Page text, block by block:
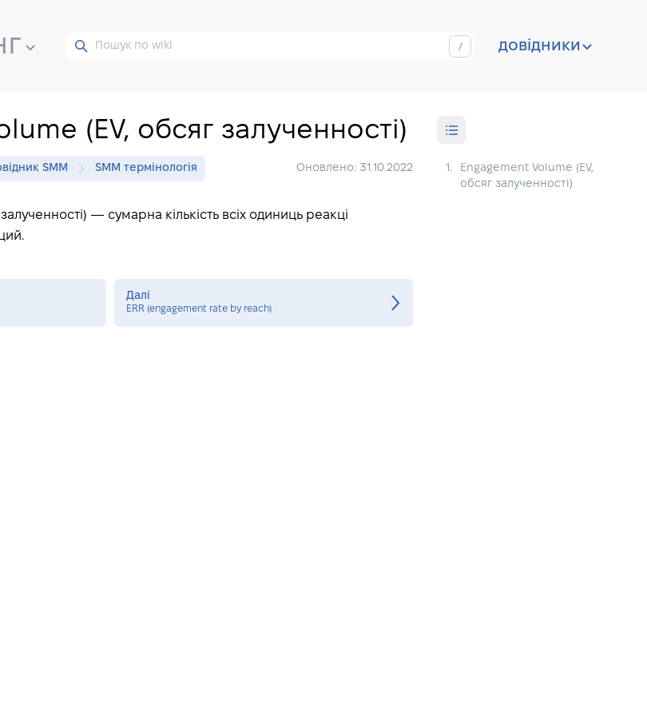
довідники
(EV, обсяг залученності)
SMM SMM термінологія Оновлено: 31.10.2022
— сумарна кількість всіх одиниць реакці
Далі
ERR (engagement rate by reach)
1.
Engagement Volume (EV,
обсяг залученності)